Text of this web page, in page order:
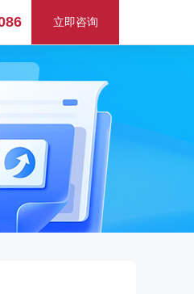
立即咨询